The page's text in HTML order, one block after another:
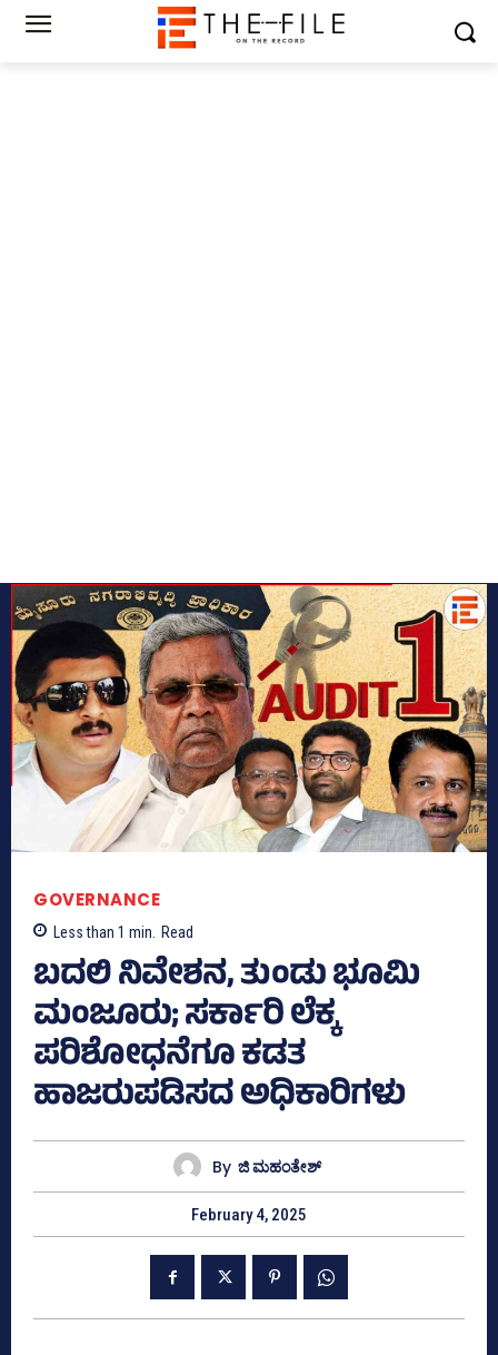
GOVERNANCE
Less than 1 min. Read
ಬದಲಿ ನಿವೇಶನ, ತುಂಡು ಭೂಮಿ
ಮಂಜೂರು; ಸರ್ಕಾರಿ ಲೆಕ್ಕ
ಪರಿಶೋಧನೆಗೂ ಕಡತ
ಹಾಜರುಪಡಿಸದ ಅಧಿಕಾರಿಗಳು
By ಜಿ ಮಹಂತೇಶ್
February 4, 2025